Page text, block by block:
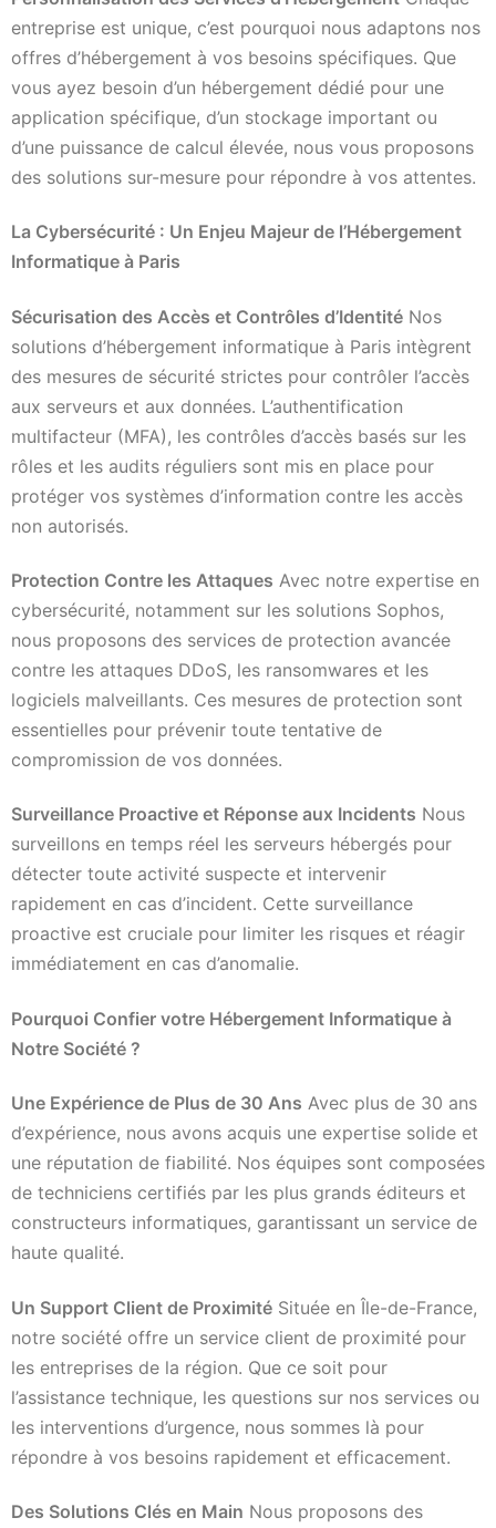
entreprise est unique, c’est pourquoi nous adaptons nos
offres d’hébergement à vos besoins spécifiques. Que
vous ayez besoin d’un hébergement dédié pour une
application spécifique, d’un stockage important ou
d’une puissance de calcul élevée, nous vous proposons
des solutions sur-mesure pour répondre à vos attentes.
La Cybersécurité : Un Enjeu Majeur de l’Hébergement
Informatique à Paris
Sécurisation des Accès et Contrôles d’Identité Nos
solutions d’hébergement informatique à Paris intègrent
des mesures de sécurité strictes pour contrôler l’accès
aux serveurs et aux données. L’authentification
multifacteur (MFA), les contrôles d’accès basés sur les
rôles et les audits réguliers sont mis en place pour
protéger vos systèmes d’information contre les accès
non autorisés.
Protection Contre les Attaques Avec notre expertise en
cybersécurité, notamment sur les solutions Sophos,
nous proposons des services de protection avancée
contre les attaques DDoS, les ransomwares et les
logiciels malveillants. Ces mesures de protection sont
essentielles pour prévenir toute tentative de
compromission de vos données.
Surveillance Proactive et Réponse aux Incidents Nous
surveillons en temps réel les serveurs hébergés pour
détecter toute activité suspecte et intervenir
rapidement en cas d’incident. Cette surveillance
proactive est cruciale pour limiter les risques et réagir
immédiatement en cas d’anomalie.
Pourquoi Confier votre Hébergement Informatique à
Notre Société ?
Une Expérience de Plus de 30 Ans Avec plus de 30 ans
d’expérience, nous avons acquis une expertise solide et
une réputation de fiabilité. Nos équipes sont composées
de techniciens certifiés par les plus grands éditeurs et
constructeurs informatiques, garantissant un service de
haute qualité.
Un Support Client de Proximité Située en Île-de-France,
notre société offre un service client de proximité pour
les entreprises de la région. Que ce soit pour
l’assistance technique, les questions sur nos services ou
les interventions d’urgence, nous sommes là pour
répondre à vos besoins rapidement et efficacement.
Des Solutions Clés en Main Nous proposons des